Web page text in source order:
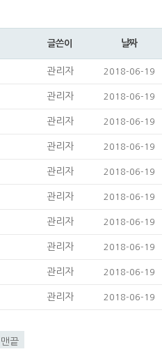
글쓴이 날짜
관리자 2018-06-19
관리자 2018-06-19
관리자 2018-06-19
관리자 2018-06-19
관리자 2018-06-19
관리자 2018-06-19
관리자 2018-06-19
관리자 2018-06-19
관리자 2018-06-19
관리자 2018-06-19
맨끝